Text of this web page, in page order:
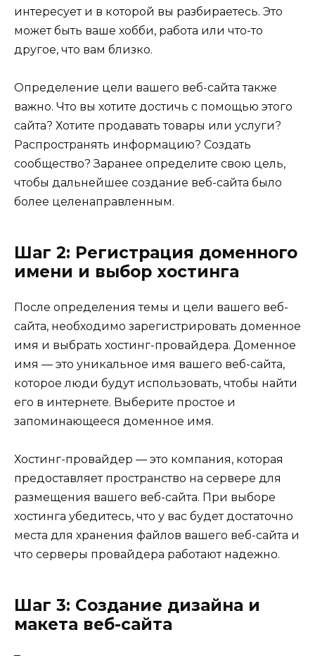
интересует и в которой вы разбираетесь. Это
может быть ваше хобби, работа или что-то
другое, что вам близко.
Определение цели вашего веб-сайта также
важно. Что вы хотите достичь с помощью этого
сайта? Хотите продавать товары или услуги?
Распространять информацию? Создать
сообщество? Заранее определите свою цель,
чтобы дальнейшее создание веб-сайта было
более целенаправленным.
Шаг 2: Регистрация доменного
имени и выбор хостинга
После определения темы и цели вашего веб-
сайта, необходимо зарегистрировать доменное
имя и выбрать хостинг-провайдера. Доменное
имя — это уникальное имя вашего веб-сайта,
которое люди будут использовать, чтобы найти
его в интернете. Выберите простое и
запоминающееся доменное имя.
Хостинг-провайдер — это компания, которая
предоставляет пространство на сервере для
размещения вашего веб-сайта. При выборе
хостинга убедитесь, что у вас будет достаточно
места для хранения файлов вашего веб-сайта и
что серверы провайдера работают надежно.
Шаг 3: Создание дизайна и
макета веб-сайта